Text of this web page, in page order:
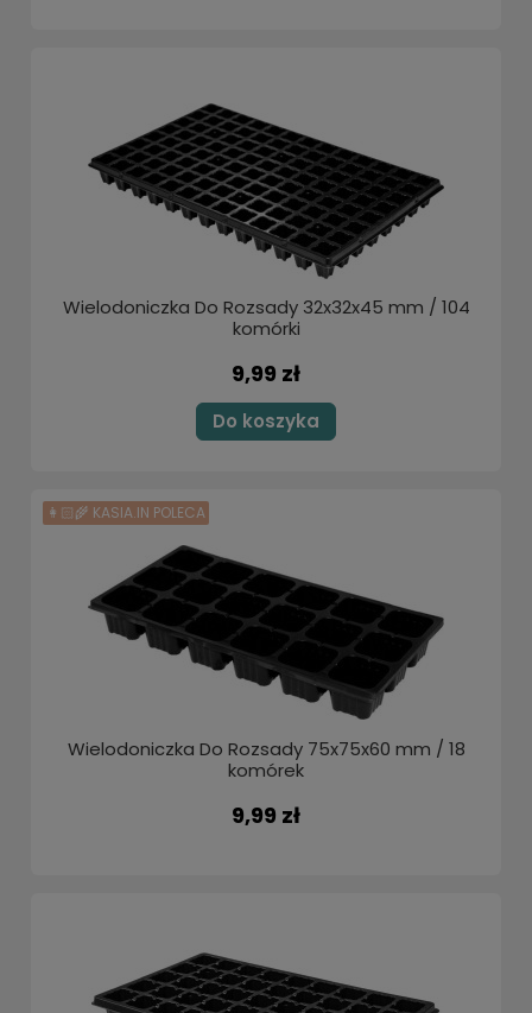
Wielodoniczka Do Rozsady 32x32x45 mm / 104
komórki
9,99 zł
Do koszyka
Wielodoniczka Do Rozsady 75x75x60 mm / 18
komórek
9,99 zł
👩🏻‍🌾 KASIA.IN POLECA